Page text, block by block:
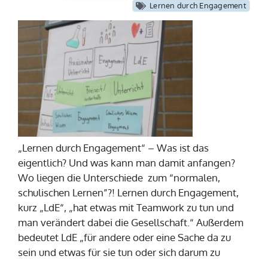
Lernen durch Engagement
„Lernen durch Engagement“ – Was ist das
eigentlich? Und was kann man damit anfangen?
Wo liegen die Unterschiede zum “normalen,
schulischen Lernen”?! Lernen durch Engagement,
kurz „LdE“, „hat etwas mit Teamwork zu tun und
man verändert dabei die Gesellschaft.“ Außerdem
bedeutet LdE „für andere oder eine Sache da zu
sein und etwas für sie tun oder sich darum zu